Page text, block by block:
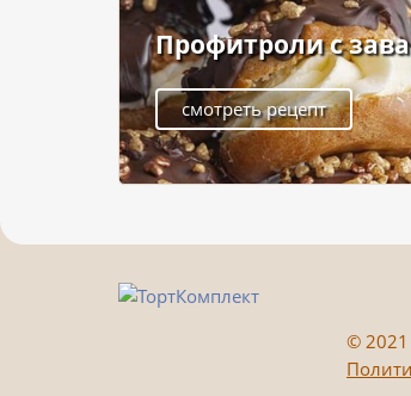
Профитроли с
смотреть рецепт
©